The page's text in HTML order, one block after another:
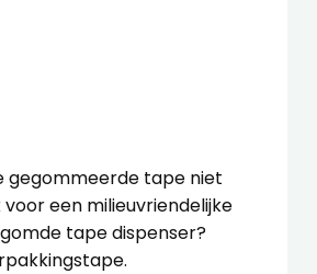
gegommeerde tape niet
een milieuvriendelijke
tape dispenser?
.